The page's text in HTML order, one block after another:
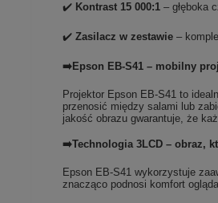
✔️ Kontrast 15 000:1 – głęboka
✔️Zasilacz w zestawie –
➡️Epson EB-S41 – mobilny
Projektor Epson EB-S41 to
przenosić między salami lub
jakość obrazu gwarantuje, że
➡️Technologia 3LCD – obraz,
Epson EB-S41 wykorzystuje
znacząco podnosi komfort